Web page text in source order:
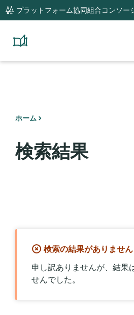
global
navigation
プラットフォーム協同組合コンソー
Platform
Resource
ホーム
検索結果
検索の結果がありません
申し訳ありませんが、結果
せんでした。